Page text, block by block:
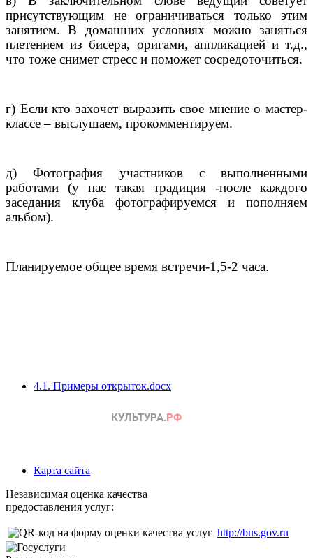
присутствующим не ограничиваться только этим
занятием. В домашних условиях можно заняться
плетением из бисера, оригами, аппликацией и т.д.,
что тоже снимет стресс и поможет сосредоточиться.
г) Если кто захочет выразить свое мнение о мастер-
классе – выслушаем, прокомментируем.
д) Фотография участников с выполненными
работами (у нас такая традиция -после каждого
заседания клуба фотографируемся и пополняем
альбом).
Планируемое общее время встречи-1,5-2 часа.
4.1. Примеры открыток.docx
Карта сайта
Независимая оценка качества
предоставления услуг:
http://bus.gov.ru